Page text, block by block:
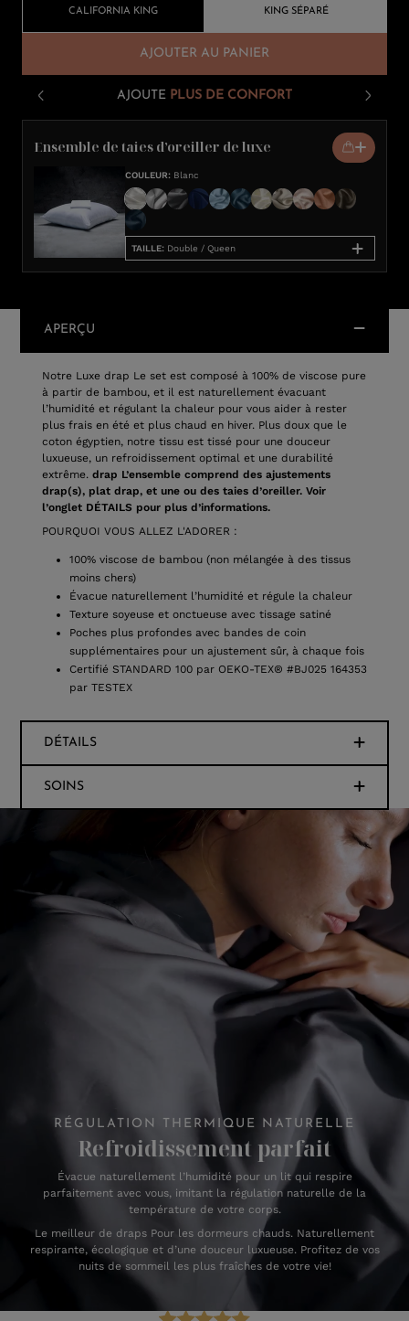
CALIFORNIA KING KING SÉPARÉ
AJOUTER AU PANIER
AJOUTE PLUS DE CONFORT
Ensemble de taies d’oreiller de luxe
COULEUR: Blanc
TAILLE: Double / Queen
APERÇU
Notre Luxe drap Le set est composé à 100% de viscose pure
à partir de bambou, et il est naturellement évacuant
l’humidité et régulant la chaleur pour vous aider à rester
plus frais en été et plus chaud en hiver. Plus doux que le
coton égyptien, notre tissu est tissé pour une douceur
luxueuse, un refroidissement optimal et une durabilité
extrême. drap L’ensemble comprend des ajustements
drap(s), plat drap, et une ou des taies d’oreiller. Voir
l’onglet DÉTAILS pour plus d’informations.
POURQUOI VOUS ALLEZ L'ADORER :
100% viscose de bambou (non mélangée à des tissus
moins chers)
Évacue naturellement l’humidité et régule la chaleur
Texture soyeuse et onctueuse avec tissage satiné
Poches plus profondes avec bandes de coin
supplémentaires pour un ajustement sûr, à chaque fois
Certifié STANDARD 100 par OEKO-TEX® #BJ025 164353
par TESTEX
DÉTAILS
SOINS
RÉGULATION THERMIQUE NATURELLE
Refroidissement parfait
Évacue naturellement l’humidité pour un lit qui respire
parfaitement avec vous, imitant la régulation naturelle de la
température de votre corps.
Le meilleur de draps Pour les dormeurs chauds. Naturellement
respirante, écologique et d’une douceur luxueuse. Profitez de vos
nuits de sommeil les plus fraîches de votre vie!